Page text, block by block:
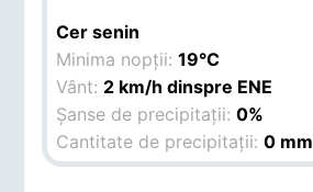
Cer senin
Minima nopții:19°C
Vânt: 2 km/h dinspre ENE
Șanse de precipitații:0%
Cantitate de precipitații:0 mm